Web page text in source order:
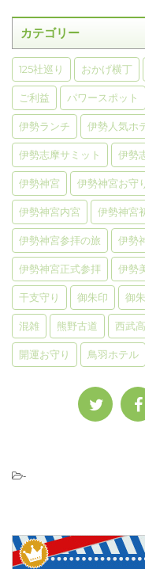
カテゴリー
125社巡り おかげ横丁
ご利益 パワースポット
伊勢ランチ 伊勢人気ホ
伊勢志摩サミット 伊勢
伊勢神宮 伊勢神宮お守
伊勢神宮内宮 伊勢神宮
伊勢神宮参拝の旅 伊勢
伊勢神宮正式参拝 伊勢
干支守り 御朱印 御
混雑 熊野古道 西武
開運お守り 鳥羽ホテル
-